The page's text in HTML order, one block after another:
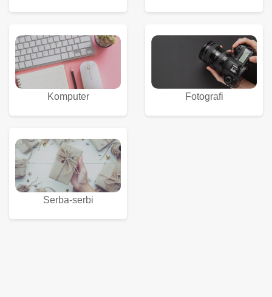
Komputer Fotografi
Serba-serbi